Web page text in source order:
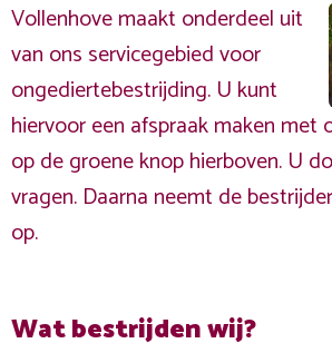
Vollenhove maakt onderdeel uit
van ons servicegebied voor
ongediertebestrijding. U kunt
hiervoor een afspraak maken met
op de groene knop hierboven. U
vragen. Daarna neemt de
op.
Wat bestrijden wij?